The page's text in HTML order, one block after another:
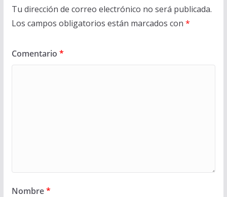
Tu dirección de correo electrónico no será publicada.
Los campos obligatorios están marcados con *
Comentario *
Nombre*